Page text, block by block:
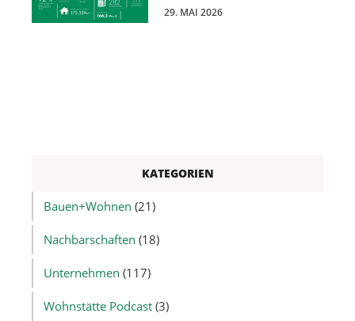
29. MAI 2026
KATEGORIEN
Bauen+Wohnen (21)
Nachbarschaften (18)
Unternehmen (117)
Wohnstätte Podcast (3)